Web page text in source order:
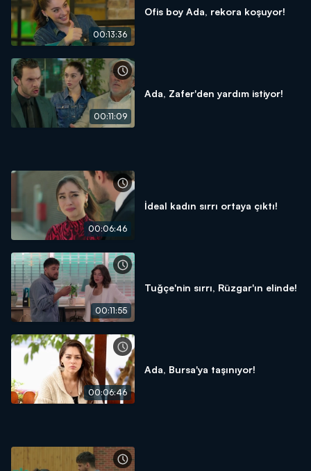
00:13:36
Ofis boy Ada, rekora koşuyor!
00:11:09
Ada, Zafer'den yardım istiyor!
00:06:46
İdeal kadın sırrı ortaya çıktı!
00:11:55
Tuğçe'nin sırrı, Rüzgar'ın elinde!
00:06:46
Ada, Bursa'ya taşınıyor!